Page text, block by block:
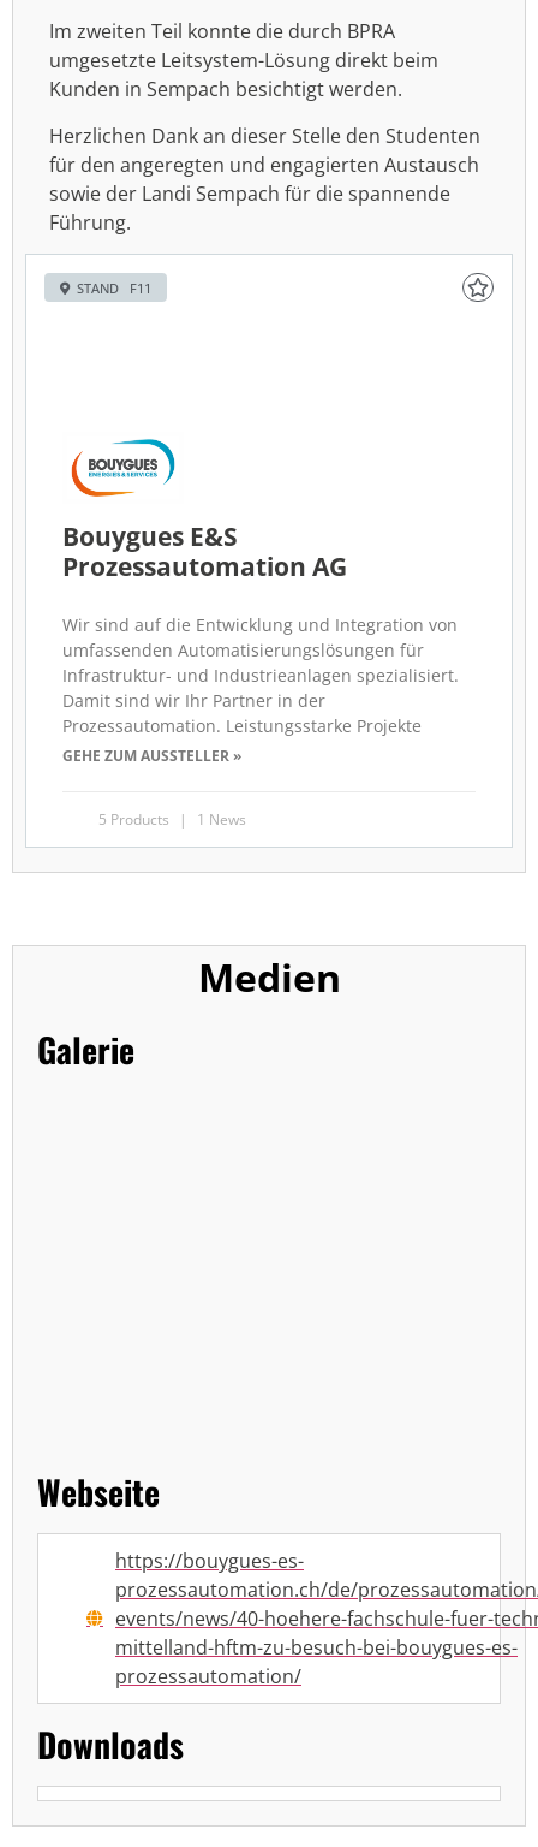
Im zweiten Teil konnte die durch BPRA
umgesetzte Leitsystem-Lösung direkt beim
Kunden in Sempach besichtigt werden.
Herzlichen Dank an dieser Stelle den Studenten
für den angeregten und engagierten Austausch
sowie der Landi Sempach für die spannende
Führung.
STAND F11
Bouygues E&S
Prozessautomation AG
Wir sind auf die Entwicklung und Integration von
umfassenden Automatisierungslösungen für
Infrastruktur- und Industrieanlagen spezialisiert.
Damit sind wir Ihr Partner in der
Prozessautomation. Leistungsstarke Projekte
GEHE ZUM AUSSTELLER »
5 Products 1 News
Medien
Galerie
Webseite
https://bouygues-es-
prozessautomation.ch/de/
events/news/40-hoehere-fachschule-fuer-
mittelland-hftm-zu-besuch-bei-bouygues-es-
prozessautomation/
Downloads